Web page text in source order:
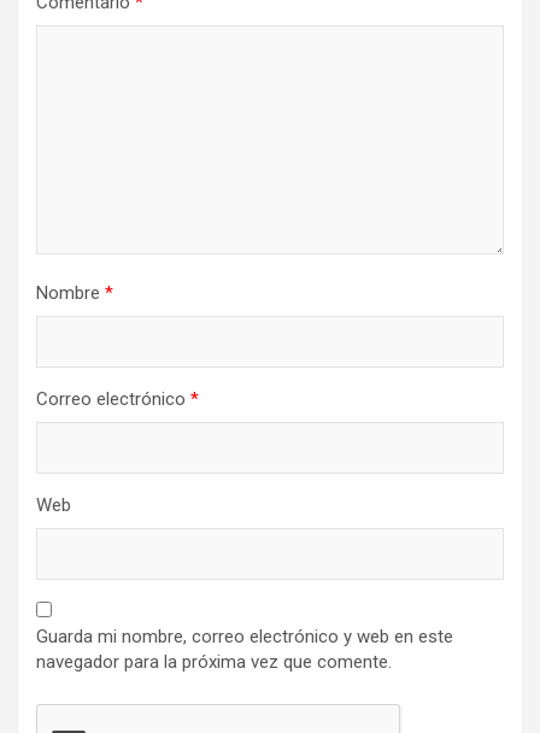
Nombre *
Correo electrónico *
Web
Guarda mi nombre, correo electrónico y web en este
navegador para la próxima vez que comente.